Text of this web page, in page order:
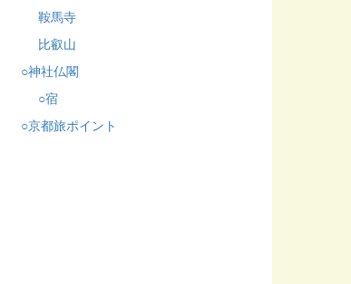
鞍馬寺
比叡山
○神社仏閣
○宿
○京都旅ポイント